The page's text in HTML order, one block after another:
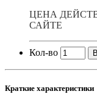
ЦЕНА
САЙТЕ
Кол-во
Краткие характеристики